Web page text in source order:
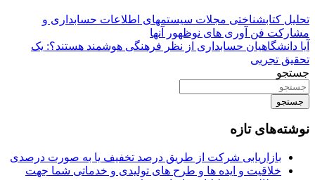
تحلیل کتابشناختی مجلات سیستمهای اطلاعات حسابداری و
مشارکت فن آوری های نوظهور آنها
آیا دانشگاهیان حسابداری از نظر فرهنگی هوشمند هستند؟: یک
تحقیق تجربی
جستجو
جستجو
نوشته‌های تازه
بازاریابی شرکت از طریق درصد تخفیف یا به صورت درصدی
خلاقیت و ایده ها و طرح های تولیدی و خدماتی شما جهت